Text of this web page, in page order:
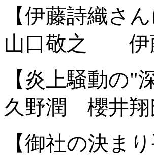
【伊藤詩織さ
山口敬之 伊藤
【炎上騒動の"
久野潤 櫻井翔
【御社の決ま